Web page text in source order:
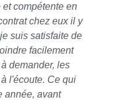
compétente en
chez eux il y
suis satisfaite de
facilement
demander, les
l'écoute. Ce qui
année, avant